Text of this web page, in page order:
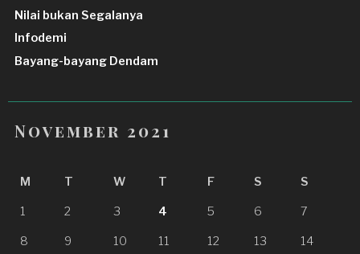
Nilai bukan Segalanya
Infodemi
Bayang-bayang Dendam
November 2021
M T W T F S S
1 2 3 4 5 6 7
8 9 10 11 12 13 14